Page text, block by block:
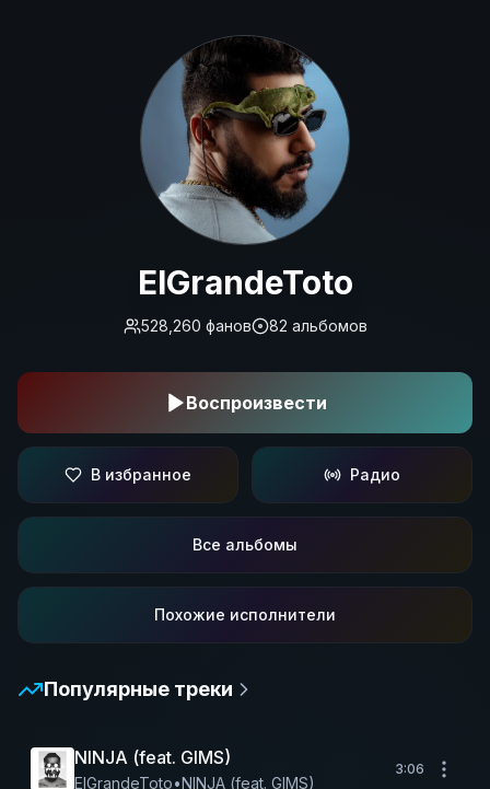
ElGrandeToto
528,260 фанов 82 альбомов
Воспроизвести
В избранное Радио
Все альбомы
Похожие исполнители
Популярные треки
NINJA (feat. GIMS)
ElGrandeToto•NINJA (feat. GIMS)
3:06